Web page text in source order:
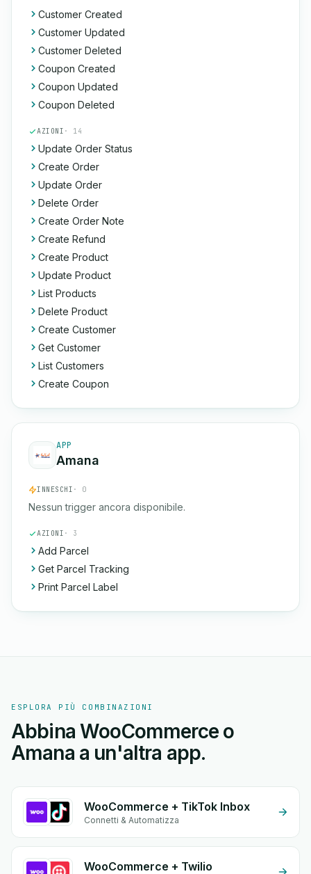
Customer Created
Customer Updated
Customer Deleted
Coupon Created
Coupon Updated
Coupon Deleted
AZIONI · 14
Update Order Status
Create Order
Update Order
Delete Order
Create Order Note
Create Refund
Create Product
Update Product
List Products
Delete Product
Create Customer
Get Customer
List Customers
Create Coupon
APP
Amana
INNESCHI · 0
Nessun trigger ancora disponibile.
AZIONI · 3
Add Parcel
Get Parcel Tracking
Print Parcel Label
ESPLORA PIÙ COMBINAZIONI
Abbina WooCommerce o
Amana a un'altra app.
WooCommerce + TikTok Inbox
Connetti & Automatizza
WooCommerce + Twilio